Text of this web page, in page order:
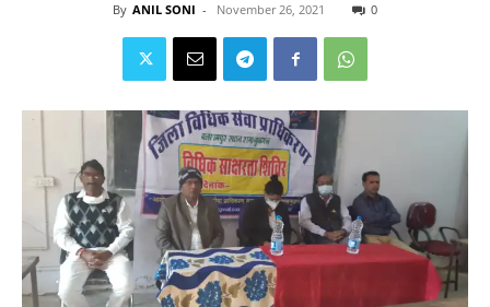
By ANIL SONI - November 26, 2021 0